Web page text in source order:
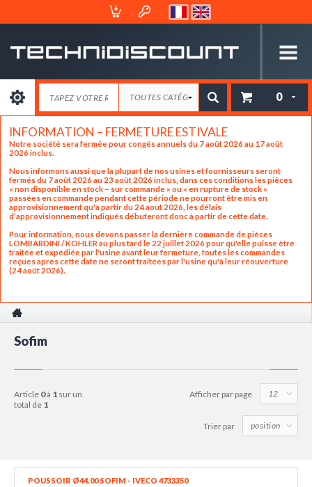
Mon
Espace
0
INFORMATION – FERMETURE ESTIVALE
Notre société sera fermée pour congés annuels du 7 août 2026 au 17 août
2026 inclus.
Nous informons aussi que la plupart de nos usines et fournisseurs seront
fermés du 7 août 2026 au 23 août 2026 inclus, dans ces conditions les pièces
« non disponible en stock – sur commande » ou « en rupture de stock »
passées en commande pendant cette période ne pourront être mis en
approvisionnement qu'à partir du 24 aout 2026, les délais
d’approvisionnement indiqués débuteront donc à partir de cette date.
Pour information, nous devons passer la dernière commande de pièces
LOMBARDINI / KOHLER au plus tard le 22 juillet 2026 pour qu'elle puisse être
traitée et expédiée par l'usine avant leur fermeture, toutes les commandes
reçues après cette date ne seront traitées par l'usine qu'à leur réouverture
(24 août 2026).
Sofim
article 0à 1 sur un
total de 1
Afficher par page
Trier par
POUSSOIR Ø44.00 SOFIM - IVECO 4733350